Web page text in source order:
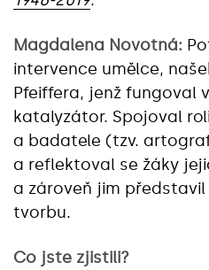
Magdalena Novotná:
intervence umělce,
Pfeiffera, jenž fungoval
katalyzátor. Spojoval
a badatele (tzv.
a reflektoval se žáky
a zároveň jim
tvorbu.
Co jste zjistili?